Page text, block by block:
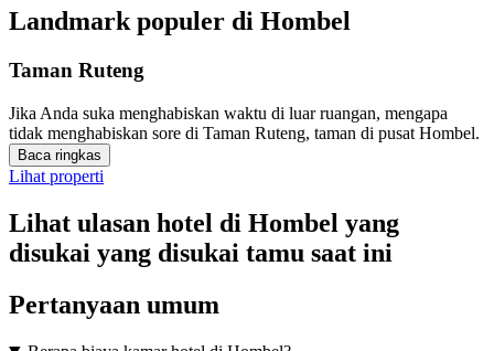
Landmark populer di Hombel
Taman Ruteng
Jika Anda suka menghabiskan waktu di luar ruangan, mengapa
tidak menghabiskan sore di Taman Ruteng, taman di pusat Hombel.
Baca ringkas
Lihat properti
Lihat ulasan hotel di Hombel yang
disukai yang disukai tamu saat ini
Pertanyaan umum